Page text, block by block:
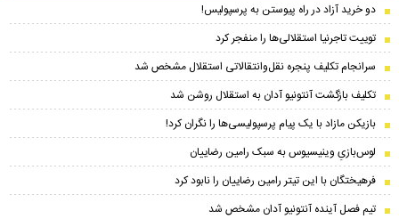
دو خرید آزاد در راه پیوستن به پرسپولیس!
توییت تاجرنیا استقلالی‌ها را منفجر کرد
سرانجام تکلیف پنجره نقل‌وانتقالاتی استقلال مشخص شد
تکلیف بازگشت آنتونیو آدان به استقلال روشن شد
بازیکن مازاد با یک پیام پرسپولیسی‌ها را نگران کرد!
لوس‌بازیِ وینیسیوس به سبک رامین رضاییان
فرهیختگان با این تیتر رامین رضاییان را نابود کرد
تیم فصل آینده آنتونیو آدان مشخص شد